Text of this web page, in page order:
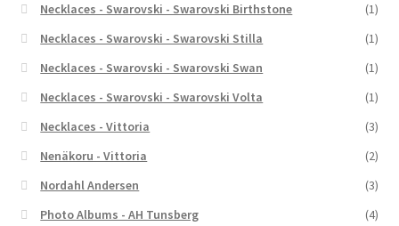
Necklaces - Swarovski - Swarovski Birthstone
(1)
Necklaces - Swarovski - Swarovski Stilla
(1)
Necklaces - Swarovski - Swarovski Swan
(1)
Necklaces - Swarovski - Swarovski Volta
(1)
Necklaces - Vittoria
(3)
Nenäkoru - Vittoria
(2)
Nordahl Andersen
(3)
Photo Albums - AH Tunsberg
(4)